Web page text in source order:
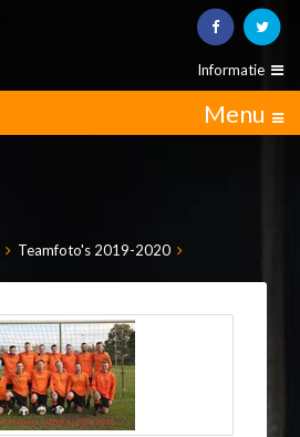
Informatie
Menu
Teamfoto's 2019-2020